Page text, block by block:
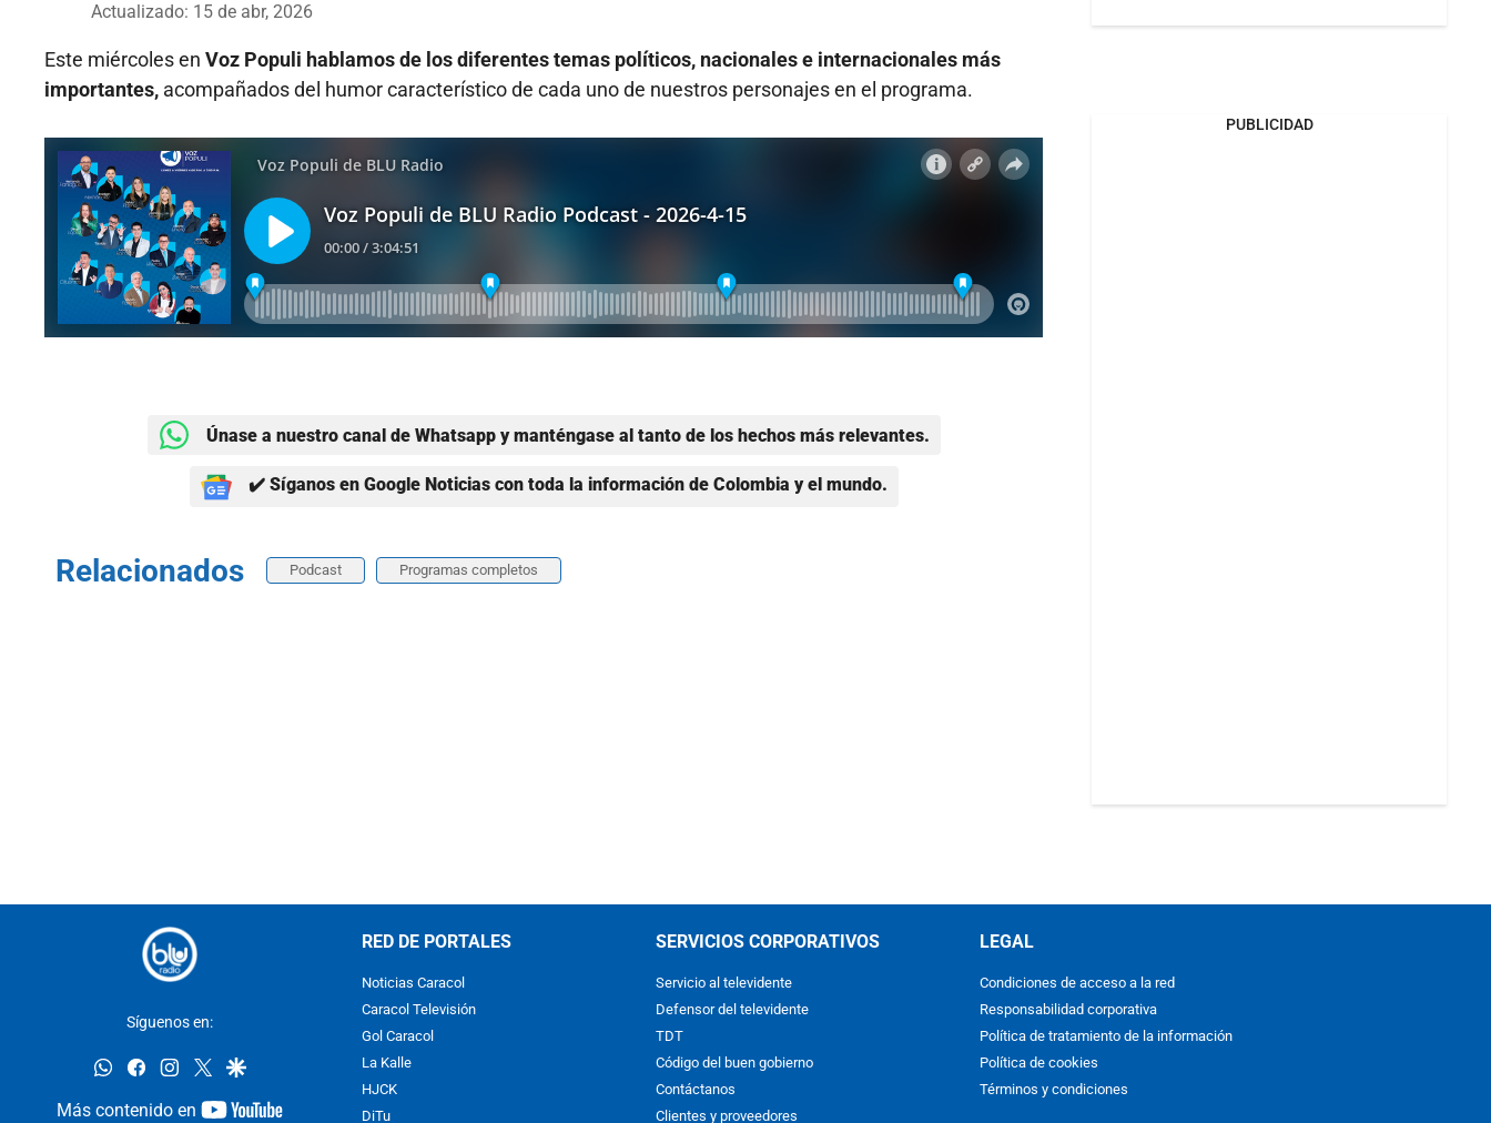
Actualizado: 15 de abr, 2026
Este miércoles en Voz Populi hablamos de los diferentes temas políticos, nacionales e internacionales más
importantes, acompañados del humor característico de cada uno de nuestros personajes en el programa.
Únase a nuestro canal de Whatsapp y manténgase al tanto de los hechos más relevantes.
✔️ Síganos en Google Noticias con toda la información de Colombia y el mundo.
Relacionados Podcast Programas completos
PUBLICIDAD
Síguenos en:
whatsappfacebookinstagram
twittergoogle
Más contenido en
youtube-
RED DE PORTALES
Noticias Caracol
Caracol Televisión
Gol Caracol
La Kalle
HJCK
DiTu
SERVICIOS CORPORATIVOS
Servicio al televidente
Defensor del televidente
TDT
Código del buen gobierno
Contáctanos
Clientes y proveedores
LEGAL
Condiciones de acceso a la red
Responsabilidad corporativa
Política de tratamiento de la información
Política de cookies
Términos y condiciones